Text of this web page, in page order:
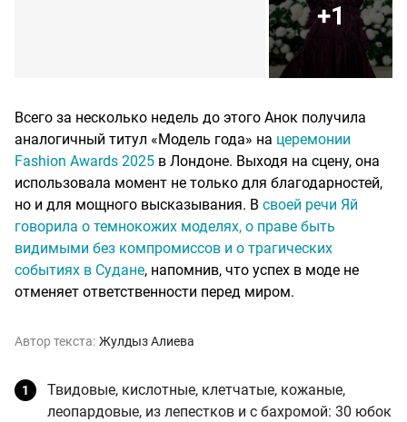
+1
Всего за несколько недель до этого Анок получила
аналогичный титул «Модель года» на церемонии
Fashion Awards 2025 в Лондоне. Выходя на сцену, она
использовала момент не только для благодарностей,
но и для мощного высказывания. В своей речи Яй
говорила о темнокожих моделях, о праве быть
видимыми без компромиссов и о трагических
событиях в Судане, напомнив, что успех в моде не
отменяет ответственности перед миром.
Автор текста: Жулдыз Алиева
Твидовые, кислотные, клетчатые, кожаные,
леопардовые, из лепестков и с бахромой: 30 юбок